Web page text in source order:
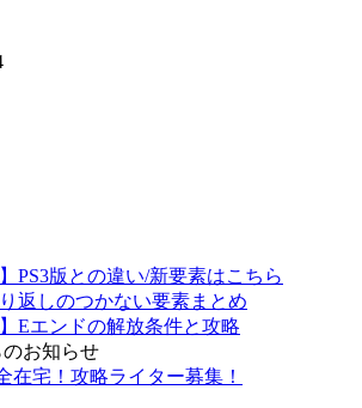
PS3版との違い/新要素はこちら
返しのつかない要素まとめ
Eエンドの解放条件と攻略
のお知らせ
在宅！攻略ライター募集！